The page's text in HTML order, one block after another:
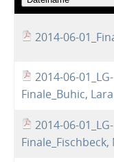
2014-06-
2014-06-01_LG-
Finale_Buhic,
2014-06-01_LG-